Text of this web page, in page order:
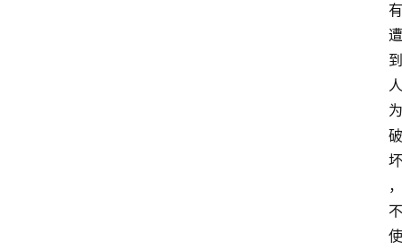
有
遭
到
人
为
破
坏
，
不
使